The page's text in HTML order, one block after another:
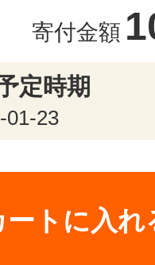
寄付金額
定時期
01-23
ートに入れ